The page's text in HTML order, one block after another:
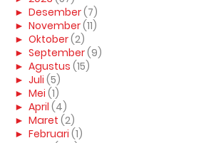
► Desember(7)
► November(11)
► Oktober(2)
► September(9)
► Agustus (15)
► Juli (5)
► Mei (1)
► April (4)
► Maret (2)
► Februari (1)